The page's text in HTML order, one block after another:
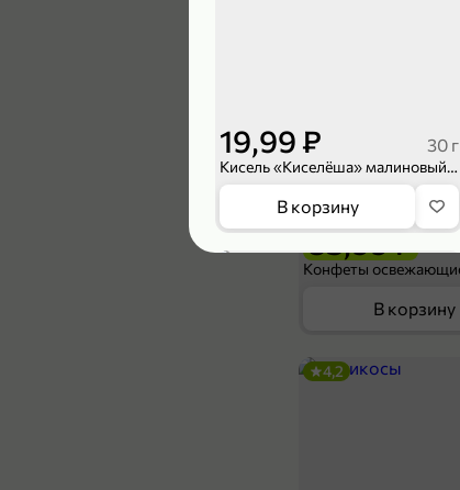
19,99 ₽ 30 г
Кисель «Киселёша» малиновый, 30 г
В корзину
83,99 ₽
104,99 ₽
В корзину
4,2